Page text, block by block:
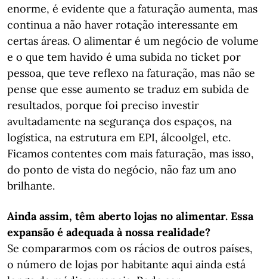
enorme, é evidente que a faturação aumenta, mas
continua a não haver rotação interessante em
certas áreas. O alimentar é um negócio de volume
e o que tem havido é uma subida no ticket por
pessoa, que teve reflexo na faturação, mas não se
pense que esse aumento se traduz em subida de
resultados, porque foi preciso investir
avultadamente na segurança dos espaços, na
logística, na estrutura em EPI, álcoolgel, etc.
Ficamos contentes com mais faturação, mas isso,
do ponto de vista do negócio, não faz um ano
brilhante.
Ainda assim, têm aberto lojas no alimentar. Essa
expansão é adequada à nossa realidade?
Se compararmos com os rácios de outros países,
o número de lojas por habitante aqui ainda está